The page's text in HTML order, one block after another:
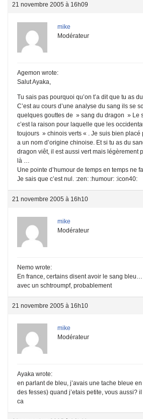
21 novembre 2005 à 16h09
mike
Modérateur
Agemon wrote:
Salut Ayaka,
Tu sais pas pourquoi qu’on t’a dit que tu as
C’est au cours d’une analyse du sang ils se
quelques gouttes de » sang du dragon » Le
c’est la raison pour laquelle que les
toujours » chinois verts « . Je suis bien placé
a un nom d’origine chinoise. Et si tu as du
dragon viêt, il est aussi vert mais légèrement
là …
Une pointe d’humour de temps en temps ne
Je sais que c’est nul. :zen: :humour: :icon40:
21 novembre 2005 à 16h10
mike
Modérateur
Nemo wrote:
En france, certains disent avoir le sang
avec un schtroumpf, probablement
21 novembre 2005 à 16h10
mike
Modérateur
Ayaka wrote:
en parlant de bleu, j’avais une tache bleue
des fesses) quand j’etais petite, vous aussi?
ca